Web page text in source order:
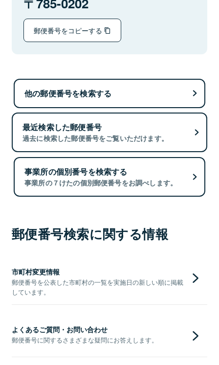
郵便番号をコピーする
他の郵便番号を検索する
最近検索した郵便番号
過去に検索した郵便番号をご覧いただけます。
事業所の個別番号を検索する
事業所の７けたの個別郵便番号をお調べします。
郵便番号検索に関する情報
市町村変更情報
郵便番号を公表した市町村の一覧を実施日の新しい順に掲載
しています。
よくあるご質問・お問い合わせ
郵便番号に関するさまざまな疑問にお答えします。